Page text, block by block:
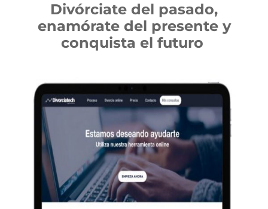
Divórciate del pasado,
enamórate del presente y
conquista el futuro